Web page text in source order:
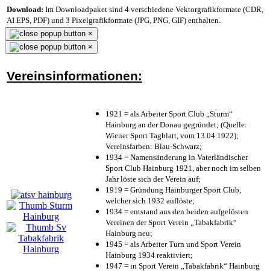
Download: Im Downloadpaket sind 4 verschiedene Vektorgrafikformate (CDR,
AI EPS, PDF) und 3 Pixelgrafikformate (JPG, PNG, GIF) enthalten.
×
×
Vereinsinformationen:
1921 = als Arbeiter Sport Club „Sturm“
Hainburg an der Donau gegründet; (Quelle:
Wiener Sport Tagblatt, vom 13.04.1922);
Vereinsfarben: Blau-Schwarz;
1934 = Namensänderung in Vaterländischer
Sport Club Hainburg 1921, aber noch im selben
Jahr löste sich der Verein auf;
1919 = Gründung Hainburger Sport Club,
welcher sich 1932 auflöste;
1934 = entstand aus den beiden aufgelösten
Vereinen der Sport Verein „Tabakfabrik“
Hainburg neu;
1945 = als Arbeiter Turn und Sport Verein
Hainburg 1934 reaktiviert;
1947 = in Sport Verein „Tabakfabrik“ Hainburg